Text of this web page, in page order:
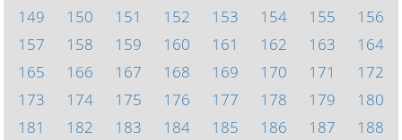
149
150 151 152 153 154 155
156
157
158 159 160 161 162 163
164
165
166 167 168 169 170 171
172
173
174 175 176 177 178 179
180
181
182 183 184 185 186 187
188